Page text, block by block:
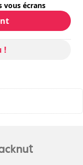
vous écrans
!